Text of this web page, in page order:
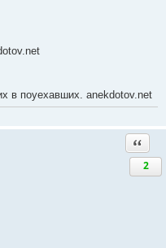
в поуехавших. anekdotov.net
2